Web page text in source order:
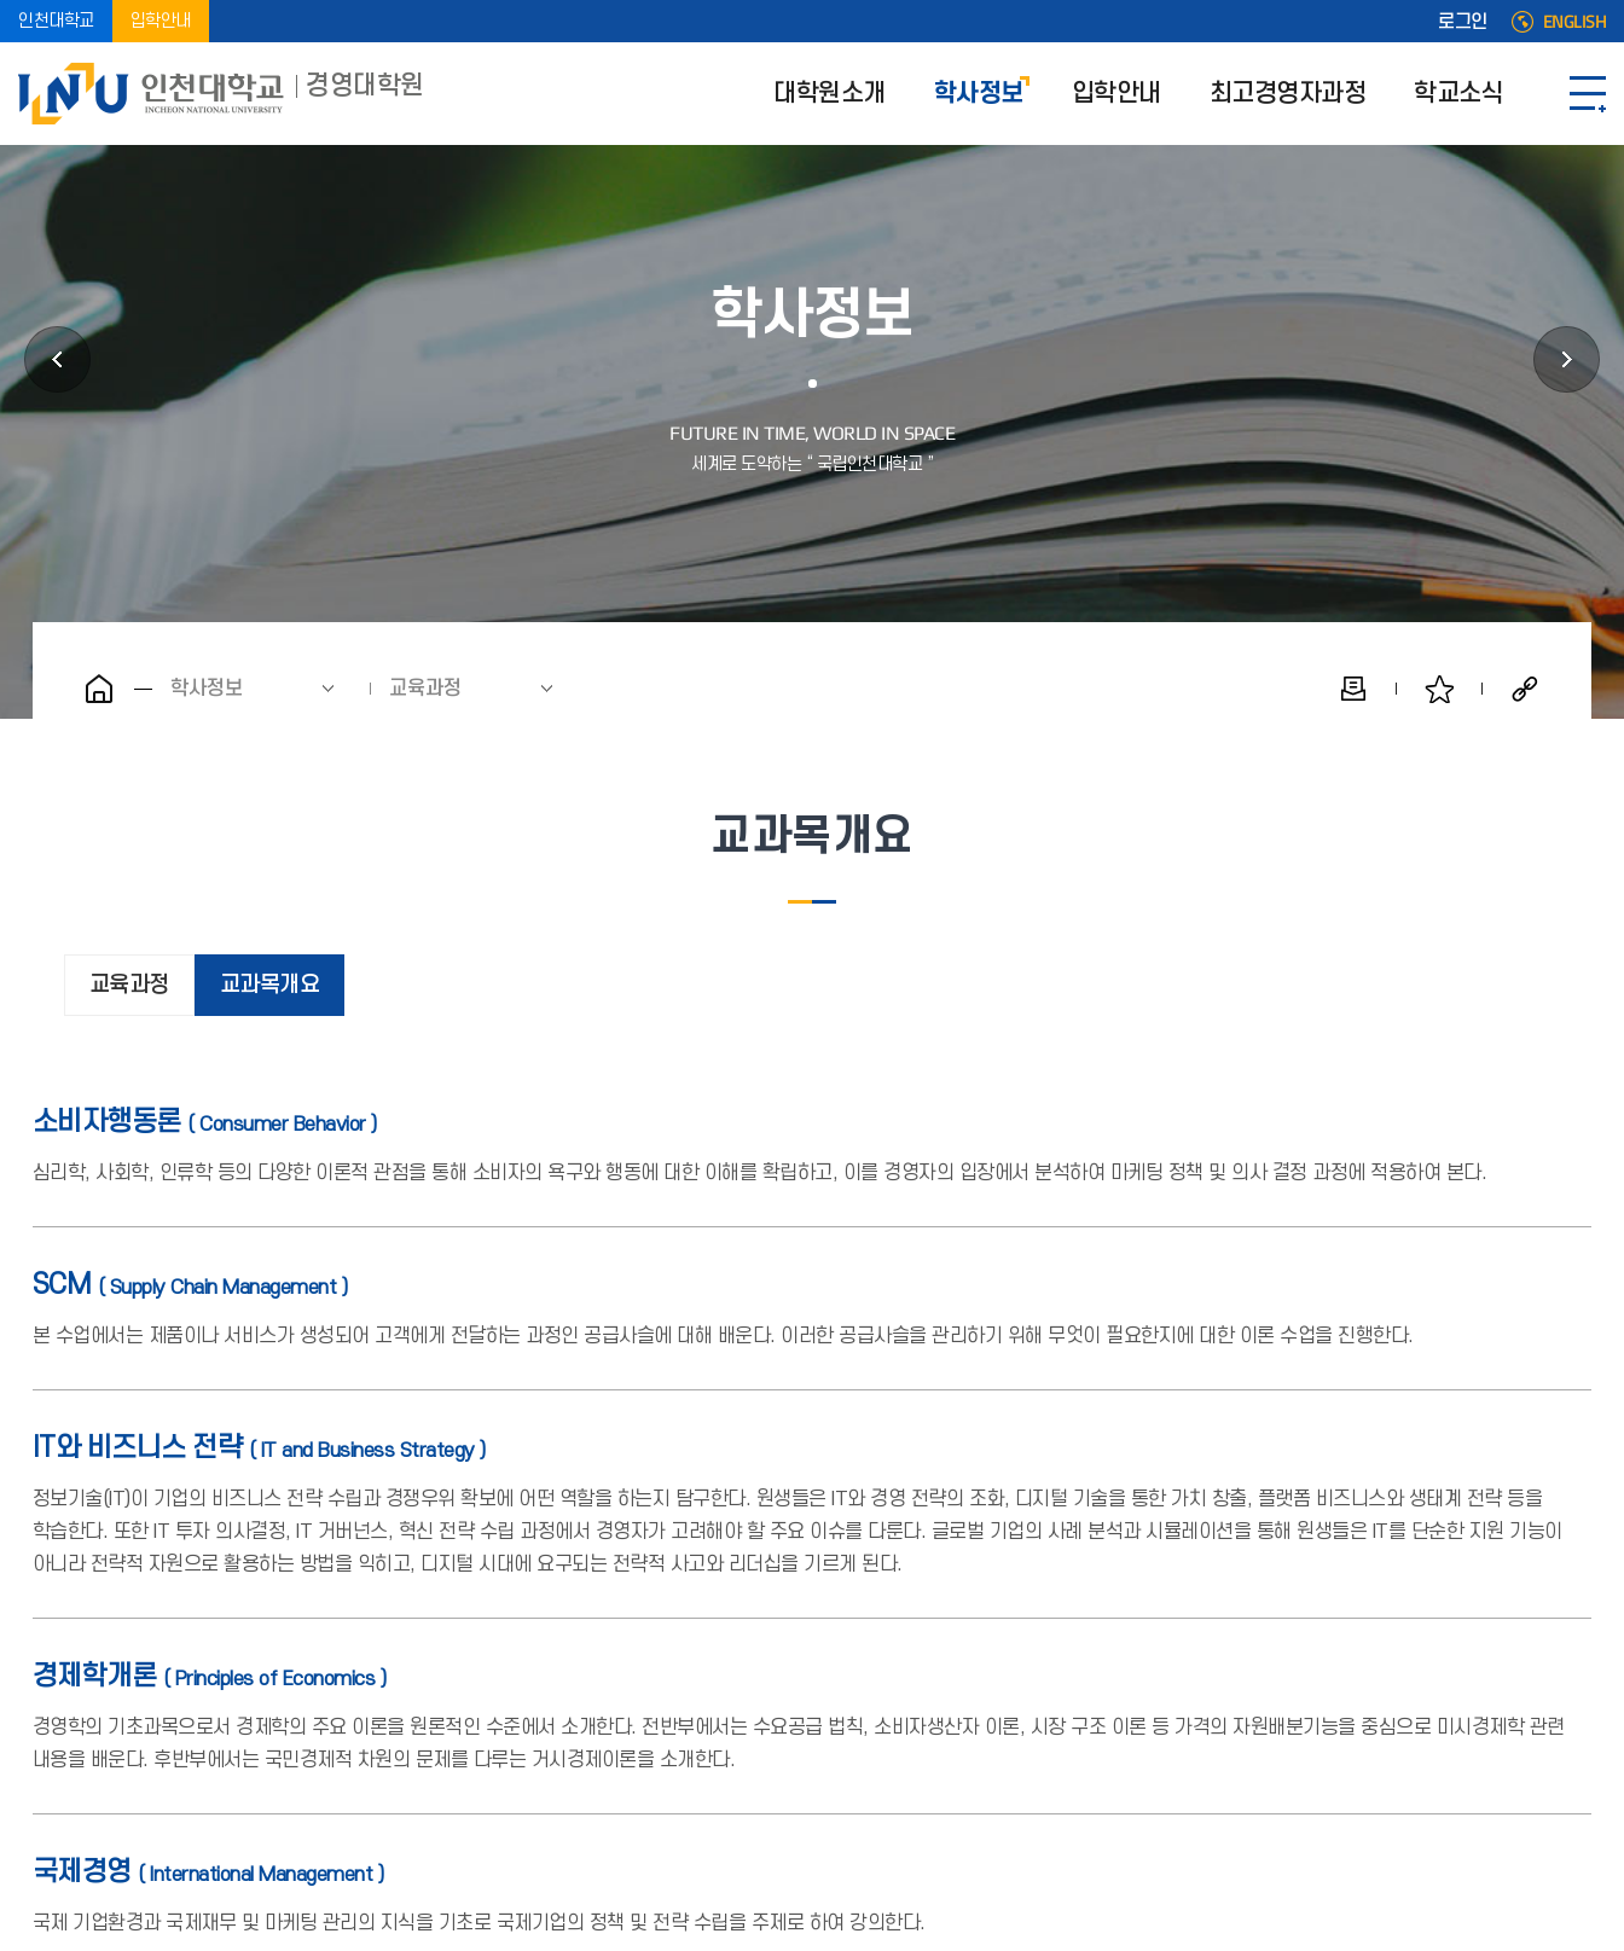
인천대학교 입학안내 로그인 ENGLISH
경영대학원 대학원소개 학사정보 입학안내 최고경영자과정 학교소식
학사정보
학사정보 교육과정
교과목개요
교육과정 교과목개요
소비자행동론 ( Consumer Behavior )
심리학, 사회학, 인류학 등의 다양한 이론적 관점을 통해 소비자의 욕구와 행동에 대한 이해를 확립하고, 이를 경영자의 입장에서 분석하여 마케팅 정책 및 의사 결정 과정에 적용하여 본다.
SCM ( Supply Chain Management )
본 수업에서는 제품이나 서비스가 생성되어 고객에게 전달하는 과정인 공급사슬에 대해 배운다. 이러한 공급사슬을 관리하기 위해 무엇이 필요한지에 대한 이론 수업을 진행한다.
IT와 비즈니스 전략 ( IT and Business Strategy )
정보기술(IT)이 기업의 비즈니스 전략 수립과 경쟁우위 확보에 어떤 역할을 하는지 탐구한다. 원생들은 IT와 경영 전략의 조화, 디지털 기술을 통한 가치 창출, 플랫폼 비즈니스와 생태계 전략 등을
학습한다. 또한 IT 투자 의사결정, IT 거버넌스, 혁신 전략 수립 과정에서 경영자가 고려해야 할 주요 이슈를 다룬다. 글로벌 기업의 사례 분석과 시뮬레이션을 통해 원생들은 IT를 단순한 지원 기능이
아니라 전략적 자원으로 활용하는 방법을 익히고, 디지털 시대에 요구되는 전략적 사고와 리더십을 기르게 된다.
경제학개론 ( Principles of Economics )
경영학의 기초과목으로서 경제학의 주요 이론을 원론적인 수준에서 소개한다. 전반부에서는 수요공급 법칙, 소비자생산자 이론, 시장 구조 이론 등 가격의 자원배분기능을 중심으로 미시경제학 관련
내용을 배운다. 후반부에서는 국민경제적 차원의 문제를 다루는 거시경제이론을 소개한다.
국제경영 ( International Management )
국제 기업환경과 국제재무 및 마케팅 관리의 지식을 기초로 국제기업의 정책 및 전략 수립을 주제로 하여 강의한다.